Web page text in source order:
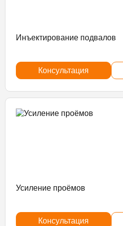
Инъектирование подвалов
Консультация
Усиление проёмов
Консультация